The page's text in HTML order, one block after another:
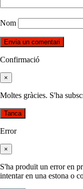
Nom
Confirmació
×
Moltes gràcies. S'ha
Tanca
Error
×
S'ha produït un error en
intentar en una estona o